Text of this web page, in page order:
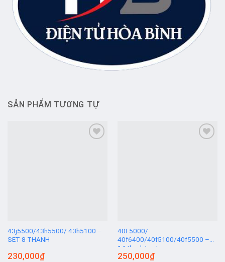
SẢN PHẨM TƯƠNG TỰ
43j5500/43h5500/ 43h5100 –
SET 8 THANH
230,000₫
40F5000/
40f6400/40f5100/40f5500 –
14 thanh/ set
250,000₫